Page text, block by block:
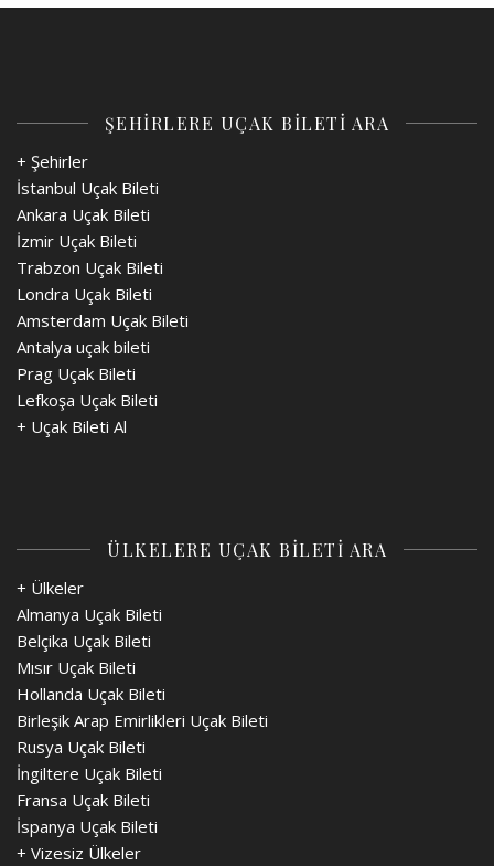
ŞEHİRLERE UÇAK BİLETİ ARA
+ Şehirler
İstanbul Uçak Bileti
Ankara Uçak Bileti
İzmir Uçak Bileti
Trabzon Uçak Bileti
Londra Uçak Bileti
Amsterdam Uçak Bileti
Antalya uçak bileti
Prag Uçak Bileti
Lefkoşa Uçak Bileti
+ Uçak Bileti Al
ÜLKELERE UÇAK BİLETİ ARA
+ Ülkeler
Almanya Uçak Bileti
Belçika Uçak Bileti
Mısır Uçak Bileti
Hollanda Uçak Bileti
Birleşik Arap Emirlikleri Uçak Bileti
Rusya Uçak Bileti
İngiltere Uçak Bileti
Fransa Uçak Bileti
İspanya Uçak Bileti
+ Vizesiz Ülkeler